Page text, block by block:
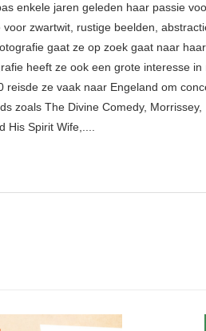
enkele jaren geleden haar passie
zwartwit, rustige beelden,
gaat ze op zoek gaat naar
heeft ze ook een grote interesse in
reisde ze vaak naar Engeland om
zoals The Divine Comedy, Morrissey,
His Spirit Wife,....